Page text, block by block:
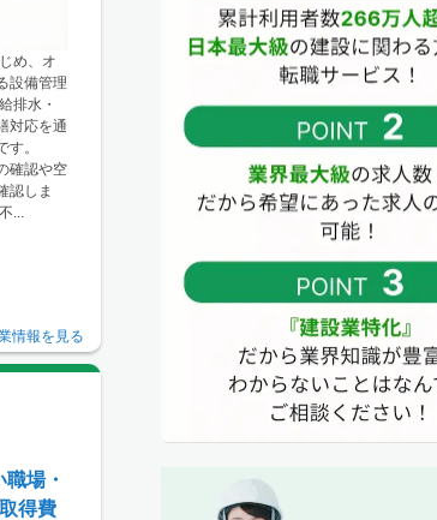
め、オ
設備管理
排水・
対応を通
です。
確認や空
認しま
...
情報を見る
場・
得費